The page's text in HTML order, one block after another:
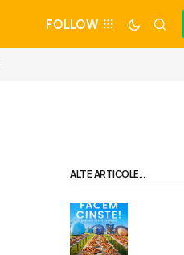
FOLLOW
ALTE ARTICOLE...